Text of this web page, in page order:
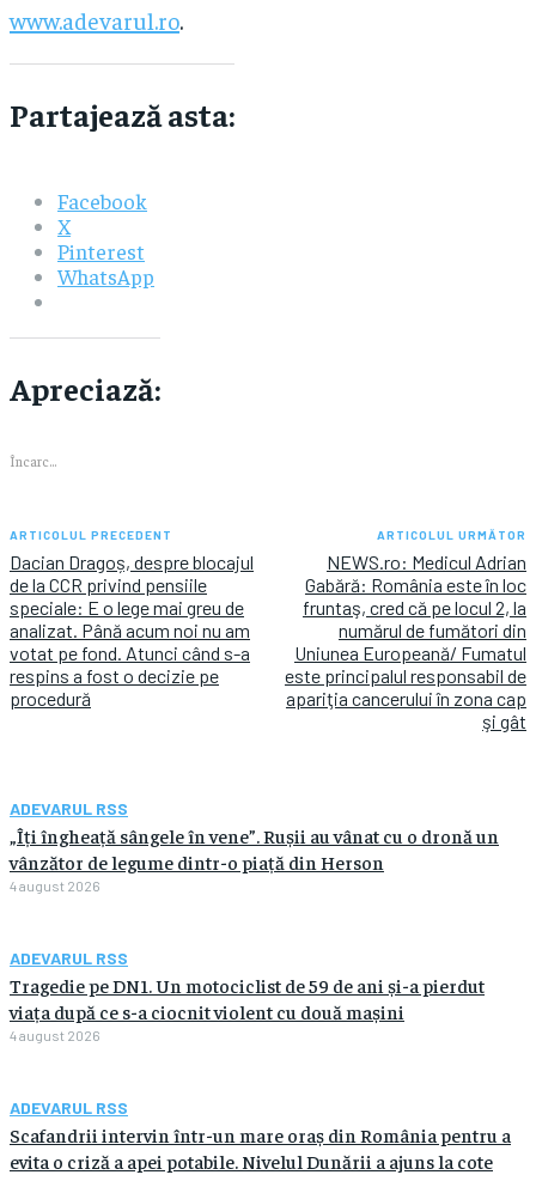
www.adevarul.ro.
Partajează asta:
Facebook
X
Pinterest
WhatsApp
Apreciază:
Încarc...
ARTICOLUL PRECEDENT
Dacian Dragoș, despre blocajul
de la CCR privind pensiile
speciale: E o lege mai greu de
analizat. Până acum noi nu am
votat pe fond. Atunci când s-a
respins a fost o decizie pe
procedură
ARTICOLUL URMĂTOR
NEWS.ro: Medicul Adrian
Gabără: România este în loc
fruntaş, cred că pe locul 2, la
numărul de fumători din
Uniunea Europeană/ Fumatul
este principalul responsabil de
apariţia cancerului în zona cap
şi gât
ADEVARUL RSS
„Îți îngheață sângele în vene”. Rușii au vânat cu o dronă un
vânzător de legume dintr-o piață din Herson
4 august 2026
ADEVARUL RSS
Tragedie pe DN1. Un motociclist de 59 de ani și-a pierdut
viața după ce s-a ciocnit violent cu două mașini
4 august 2026
ADEVARUL RSS
Scafandrii intervin într-un mare oraș din România pentru a
evita o criză a apei potabile. Nivelul Dunării a ajuns la cote